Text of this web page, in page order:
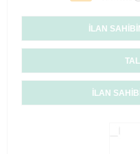
İLAN
İLAN